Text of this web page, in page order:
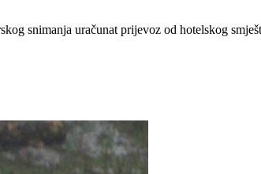
snimanja uračunat prijevoz od hotelskog